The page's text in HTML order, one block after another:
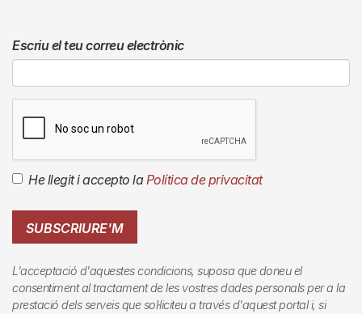
Escriu el teu correu electrònic
He llegit i accepto la Política de privacitat
SUBSCRIURE'M
L'acceptació d'aquestes condicions, suposa que doneu el
consentiment al tractament de les vostres dades personals per a la
prestació dels serveis que sol·liciteu a través d'aquest portal i, si